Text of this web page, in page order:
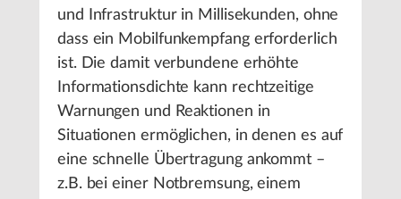
und Infrastruktur in Millisekunden, ohne
dass ein Mobilfunkempfang erforderlich
ist. Die damit verbundene erhöhte
Informationsdichte kann rechtzeitige
Warnungen und Reaktionen in
Situationen ermöglichen, in denen es auf
eine schnelle Übertragung ankommt –
z.B. bei einer Notbremsung, einem